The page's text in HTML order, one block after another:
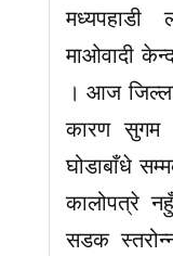
मध्यपहाडी
माओवादी
। आज
कारण
घोडाबाँधे
कालोपत्रे
सडक